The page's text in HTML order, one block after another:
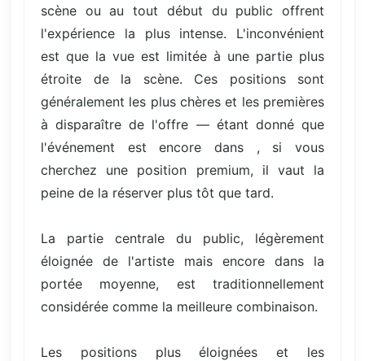
scène ou au tout début du public offrent
l'expérience la plus intense. L'inconvénient
est que la vue est limitée à une partie plus
étroite de la scène. Ces positions sont
généralement les plus chères et les premières
à disparaître de l'offre — étant donné que
l'événement est encore dans , si vous
cherchez une position premium, il vaut la
peine de la réserver plus tôt que tard.
La partie centrale du public, légèrement
éloignée de l'artiste mais encore dans la
portée moyenne, est traditionnellement
considérée comme la meilleure combinaison.
Les positions plus éloignées et les